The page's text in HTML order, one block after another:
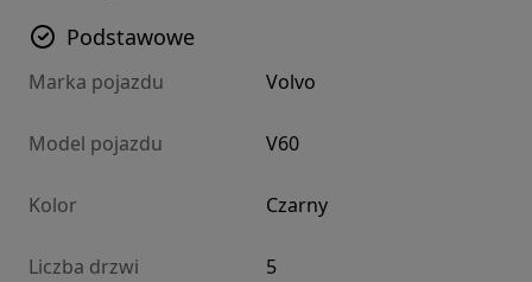
Podstawowe
Marka pojazdu Volvo
Model pojazdu V60
Kolor Czarny
Liczba drzwi 5